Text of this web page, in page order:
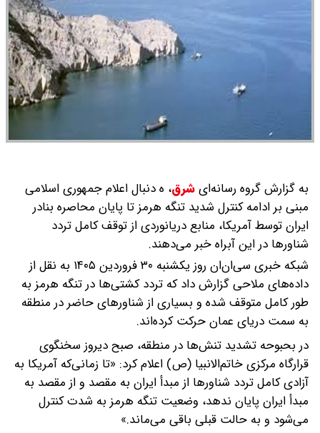
به گزارش گروه رسانه‌ایشرق، ه دنبال اعلام جمهوری اسلامی
مبنی بر ادامه کنترل شدید تنگه هرمز تا پایان محاصره بنادر
ایران توسط آمریکا، منابع دریانوردی از توقف کامل تردد
شناورها در این آبراه خبر می‌دهند.
شبکه خبری سی‌ان‌ان روز یکشنبه ۳۰ فروردین ۱۴۰۵ به نقل از
داده‌های ملاحی گزارش داد که تردد کشتی‌ها در تنگه هرمز به
طور کامل متوقف شده و بسیاری از شناورهای حاضر در منطقه
به سمت دریای عمان حرکت کرده‌اند.
در بحبوحه تشدید تنش‌ها در منطقه، صبح دیروز سخنگوی
قرارگاه مرکزی خاتم‌الانبیا (ص) اعلام کرد: «تا زمانی‌که آمریکا به
آزادی کامل تردد شناورها از مبدأ ایران به مقصد و از مقصد به
مبدأ ایران پایان ندهد، وضعیت تنگه هرمز به شدت کنترل
می‌شود و به حالت قبلی باقی می‌ماند.»